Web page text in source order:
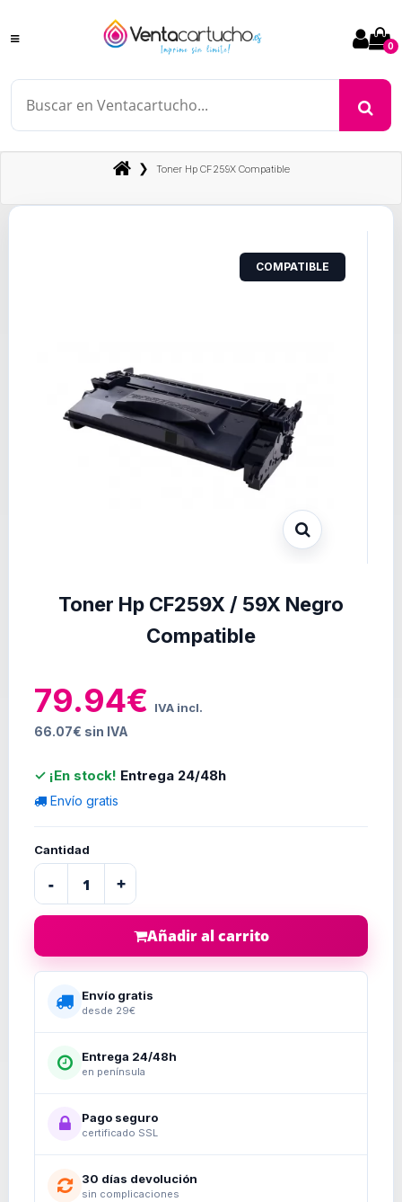
0
❯ Toner Hp CF259X Compatible
COMPATIBLE
Toner Hp CF259X / 59X Negro
Compatible
79.94€ IVA incl.
66.07€ sin IVA
✓ ¡En stock! Entrega 24/48h
Envío gratis
Cantidad
- +
Añadir al carrito
Envío gratis
desde 29€
Entrega 24/48h
en península
Pago seguro
certificado SSL
30 días devolución
sin complicaciones